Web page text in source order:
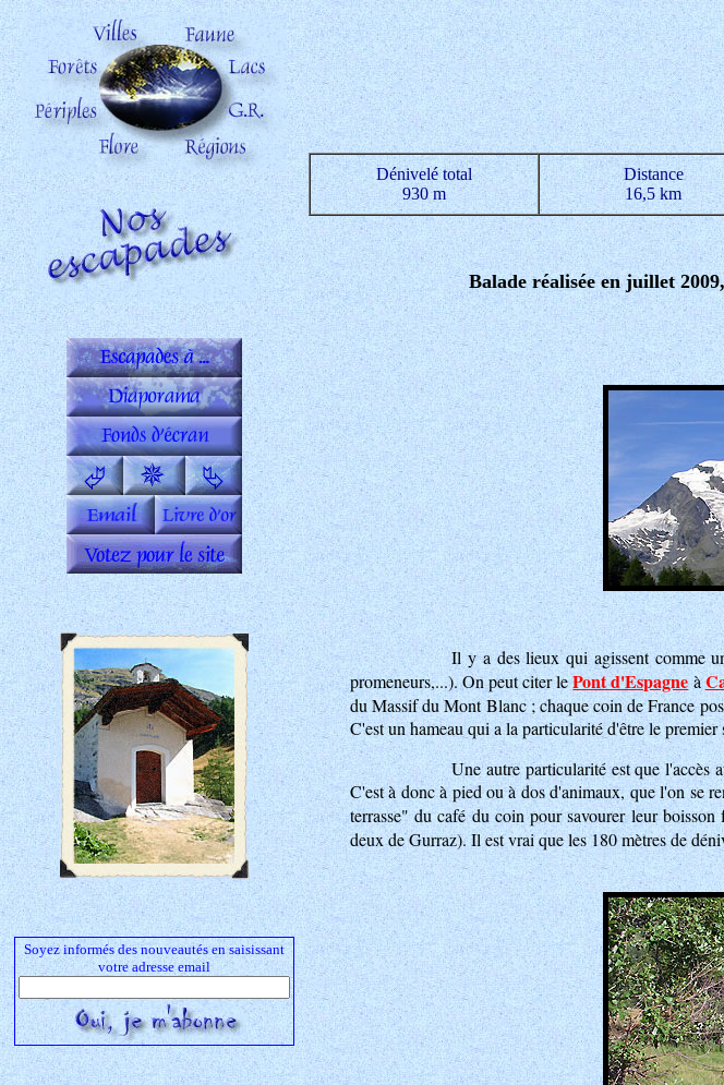
Soyez informés des nouveautés en saisissant
votre adresse email
Dénivelé total
930 m
Distance
16,5 km
Balade réalisée en juillet
Il y a des lieux qui agissent comme
promeneurs,...). On peut citer lePont d'Espagneà
du Massif du Mont Blanc ; chaque coin de France
C'est un hameau qui a la particularité d'être le
Une autre particularité est que l'accès
C'est à donc à pied ou à dos d'animaux, que l'on se
terrasse" du café du coin pour savourer leur
deux de Gurraz). Il est vrai que les 180 mètres de